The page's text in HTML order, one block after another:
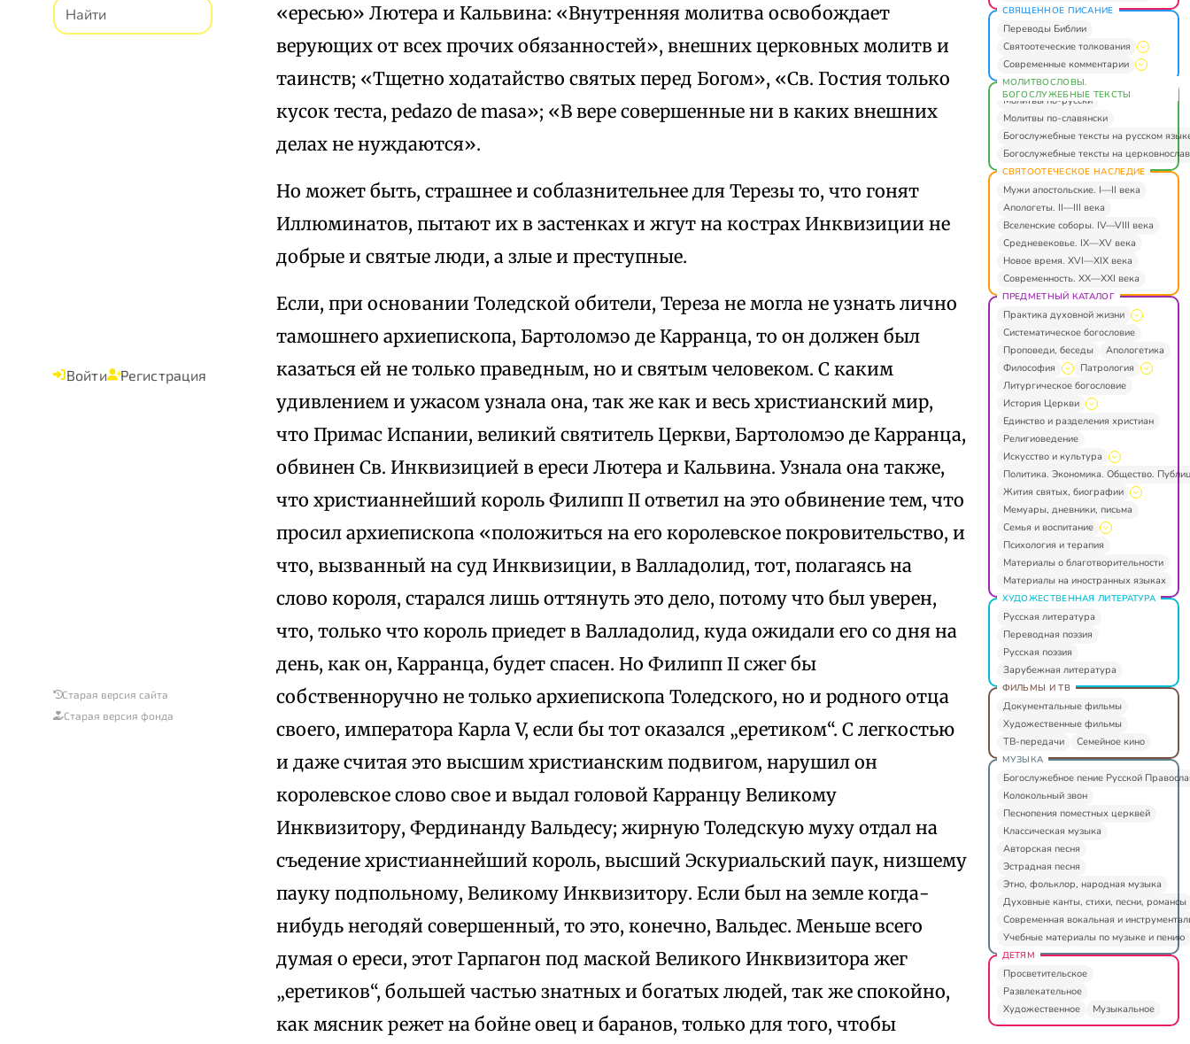
Войти Регистрация
Старая версия сайта
Старая версия фонда
«ересью» Лютера и Кальвина: «Внутренняя молитва освобождает
верующих от всех прочих обязанностей», внешних церковных молитв и
таинств; «Тщетно ходатайство святых перед Богом», «Св. Гостия только
кусок теста, pedazo de masa»; «В вере совершенные ни в каких внешних
делах не нуждаются».
Но может быть, страшнее и соблазнительнее для Терезы то, что гонят
Иллюминатов, пытают их в застенках и жгут на кострах Инквизиции не
добрые и святые люди, а злые и преступные.
Если, при основании Толедской обители, Тереза не могла не узнать лично
тамошнего архиепископа, Бартоломэо де Карранца, то он должен был
казаться ей не только праведным, но и святым человеком. С каким
удивлением и ужасом узнала она, так же как и весь христианский мир,
что Примас Испании, великий святитель Церкви, Бартоломэо де Карранца,
обвинен Св. Инквизицией в ереси Лютера и Кальвина. Узнала она также,
что христианнейший король Филипп II ответил на это обвинение тем, что
просил архиепископа «положиться на его королевское покровительство, и
что, вызванный на суд Инквизиции, в Валладолид, тот, полагаясь на
слово короля, старался лишь оттянуть это дело, потому что был уверен,
что, только что король приедет в Валладолид, куда ожидали его со дня на
день, как он, Карранца, будет спасен. Но Филипп II сжег бы
собственноручно не только архиепископа Толедского, но и родного отца
своего, императора Карла V, если бы тот оказался „еретиком“. С легкостью
и даже считая это высшим христианским подвигом, нарушил он
королевское слово свое и выдал головой Карранцу Великому
Инквизитору, Фердинанду Вальдесу; жирную Толедскую муху отдал на
съедение христианнейший король, высший Эскуриальский паук, низшему
пауку подпольному, Великому Инквизитору. Если был на земле когда-
нибудь негодяй совершенный, то это, конечно, Вальдес. Меньше всего
думая о ереси, этот Гарпагон под маской Великого Инквизитора жег
„еретиков“, большей частью знатных и богатых людей, так же спокойно,
как мясник режет на бойне овец и баранов, только для того, чтобы
СВЯЩЕННОЕ ПИСАНИЕ
Переводы Библии
Святоотеческие толкования
Современные комментарии
МОЛИТВОСЛОВЫ.
БОГОСЛУЖЕБНЫЕ ТЕКСТЫ
Молитвы по-русски
Молитвы по-славянски
Богослужебные тексты на русском
Богослужебные тексты на
СВЯТООТЕЧЕСКОЕ НАСЛЕДИЕ
Мужи апостольские. I—II века
Апологеты. II—III века
Вселенские соборы. IV—VIII века
Средневековье. IX—XV века
Новое время. XVI—XIX века
Современность. XX—XXI века
ПРЕДМЕТНЫЙ КАТАЛОГ
Практика духовной жизни
Систематическое богословие
Проповеди, беседы
Апологетика
Философия
Патрология
Литургическое богословие
История Церкви
Единство и разделения христиан
Религиоведение
Искусство и культура
Политика. Экономика. Общество.
Жития святых, биографии
Мемуары, дневники, письма
Семья и воспитание
Психология и терапия
Материалы о благотворительности
Материалы на иностранных языках
ХУДОЖЕСТВЕННАЯ ЛИТЕРАТУРА
Русская литература
Переводная поэзия
Русская поэзия
Зарубежная литература
ФИЛЬМЫ И ТВ
Документальные фильмы
Художественные фильмы
ТВ-передачи
Семейное кино
МУЗЫКА
Богослужебное пение Русской
Колокольный звон
Песнопения поместных церквей
Классическая музыка
Авторская песня
Эстрадная песня
Этно, фольклор, народная музыка
Духовные канты, стихи, песни, романсы
Современная вокальная и
Учебные материалы по музыке и пению
ДЕТЯМ
Просветительское
Развлекательное
Художественное
Музыкальное